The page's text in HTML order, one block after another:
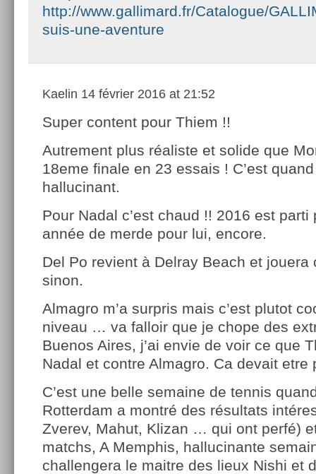
http://www.gallimard.fr/Catalogue/
suis-une-aventure
Kaelin 14 février 2016 at 21:52
Super content pour Thiem !!
Autrement plus réaliste et solide que
18eme finale en 23 essais ! C’est
hallucinant.
Pour Nadal c’est chaud !! 2016 est parti
année de merde pour lui, encore.
Del Po revient à Delray Beach et jouera
sinon.
Almagro m’a surpris mais c’est plutot
niveau … va falloir que je chope des
Buenos Aires, j’ai envie de voir ce que
Nadal et contre Almagro. Ca devait etre
C’est une belle semaine de tennis
Rotterdam a montré des résultats
Zverev, Mahut, Klizan … qui ont perfé)
matchs, A Memphis, hallucinante
challengera le maitre des lieux Nishi et